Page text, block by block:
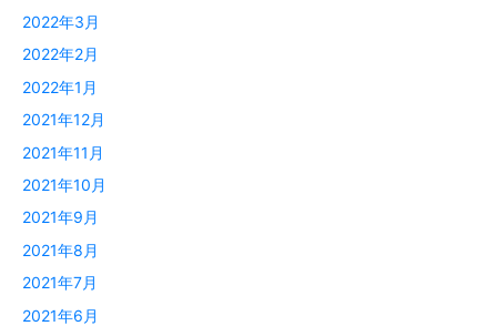
2022年3月
2022年2月
2022年1月
2021年12月
2021年11月
2021年10月
2021年9月
2021年8月
2021年7月
2021年6月